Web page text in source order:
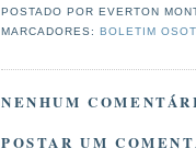
POSTADO POR EVERTON
MARCADORES:BOLETIM
NENHUM
POSTAR UM